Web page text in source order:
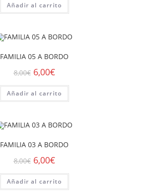
Añadir al carrito
FAMILIA 05 A BORDO
8,00€ 6,00€
Añadir al carrito
FAMILIA 03 A BORDO
8,00€ 6,00€
Añadir al carrito